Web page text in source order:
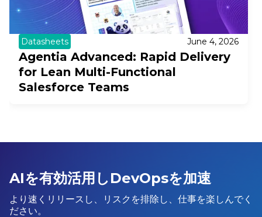
Datasheets June 4, 2026
Agentia Advanced: Rapid Delivery
for Lean Multi-Functional
Salesforce Teams
AIを有効活用しDevOpsを加速
より速くリリースし、リスクを排除し、仕事を楽しんでく
ださい。